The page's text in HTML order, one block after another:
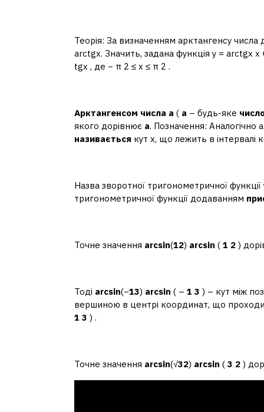
Теорія: За визначенням арктангенсу числа
arctgx. Значить, задана функція y = arctgx
tgx , де − π 2 ≤ x ≤ π 2 .
Арктангенсом числа а ( а – будь-яке
якого дорівнює а. Позначення: Аналогічно
називається кут x, що лежить в інтервалі
Назва зворотної тригонометричної
тригонометричної функції додаванням
Точне значення arcsin(12) arcsin ( 1 2 )
Тоді arcsin(−13) arcsin ( – 1 3 ) – кут між
вершиною в центрі координат, що
1 3 ) .
Точне значення arcsin(√32) arcsin ( 3 2 )